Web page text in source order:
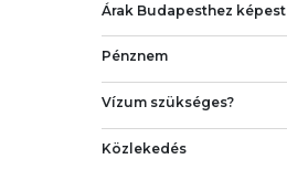
Árak Budapesthez képest
Pénznem
Vízum szükséges?
Közlekedés